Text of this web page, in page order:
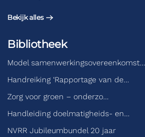
Bekijk alles
Bibliotheek
Model samenwerkingsovereenkomst…
Handreiking ‘Rapportage van de…
Zorg voor groen – onderzo…
Handleiding doelmatigheids- en…
NVRR Jubileumbundel 20 jaar